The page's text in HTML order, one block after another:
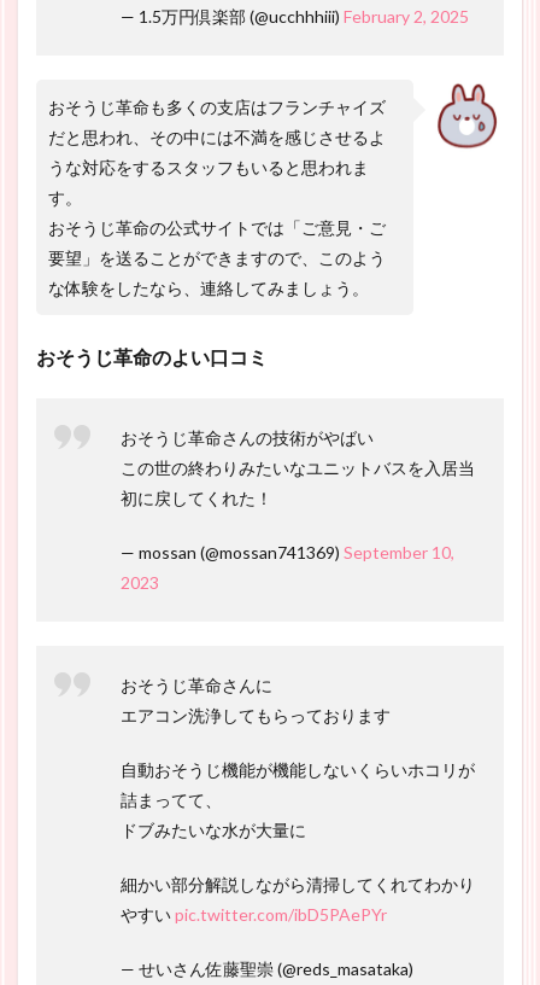
— 1.5万円倶楽部 (@ucchhhiii) February 2, 2025
おそうじ革命も多くの支店はフランチャイズ
だと思われ、その中には不満を感じさせるよ
うな対応をするスタッフもいると思われま
す。
おそうじ革命の公式サイトでは「ご意見・ご
要望」を送ることができますので、このよう
な体験をしたなら、連絡してみましょう。
おそうじ革命のよい口コミ
おそうじ革命さんの技術がやばい
この世の終わりみたいなユニットバスを入居当
初に戻してくれた！
— mossan (@mossan741369) September 10,
2023
おそうじ革命さんに
エアコン洗浄してもらっております
自動おそうじ機能が機能しないくらいホコリが
詰まってて、
ドブみたいな水が大量に
細かい部分解説しながら清掃してくれてわかり
やすいpic.twitter.com/ibD5PAePYr
— せいさん佐藤聖崇 (@reds_masataka)